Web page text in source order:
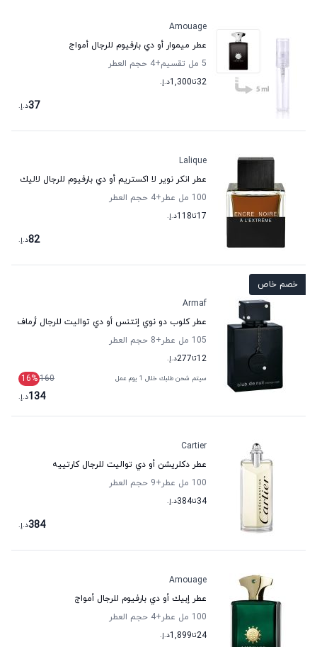
Amouage
عطر ميموار أو دي بارفيوم للرجال أمواج
5 مل تقسيم
+4
حجم العطر
32تا1,300د.إ.
37د.إ.
Lalique
عطر انكر نوير لا اكستريم أو دي بارفيوم للرجال لاليك
100 مل عطر
+4
حجم العطر
17تا118د.إ.
82د.إ.
خصم خاص
Armaf
عطر كلوب دو نوي إنتنس أو دي تواليت للرجال أرماف
105 مل عطر
+8
حجم العطر
12تا277د.إ.
سيتم شحن طلبك خلال 1 يوم عمل 160
16%
134د.إ.
Cartier
عطر دكلريشن أو دي تواليت للرجال كارتييه
100 مل عطر
+9
حجم العطر
34تا384د.إ.
384د.إ.
Amouage
عطر إبيك أو دي بارفيوم للرجال أمواج
100 مل عطر
+4
حجم العطر
24تا1,899د.إ.